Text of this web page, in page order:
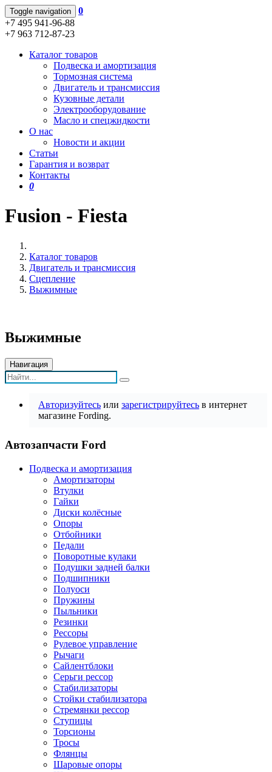
Toggle navigation
0
+7 495 941-96-88
+7 963 712-87-23
Каталог товаров
Подвеска и амортизация
Тормозная система
Двигатель и трансмиссия
Кузовные детали
Электрооборудование
Масло и спецжидкости
О нас
Новости и акции
Статьи
Гарантия и возврат
Контакты
0
Fusion - Fiesta
Каталог товаров
Двигатель и трансмиссия
Сцепление
Выжимные
Выжимные
Навигация
Авторизуйтесь или зарегистрируйтесь в интернет
магазине Fording.
Автозапчасти Ford
Подвеска и амортизация
Амортизаторы
Втулки
Гайки
Диски колёсные
Опоры
Отбойники
Педали
Поворотные кулаки
Подушки задней балки
Подшипники
Полуоси
Пружины
Пыльники
Резинки
Рессоры
Рулевое управление
Рычаги
Сайлентблоки
Серьги рессор
Стабилизаторы
Стойки стабилизатора
Стремянки рессор
Ступицы
Торсионы
Тросы
Флянцы
Шаровые опоры